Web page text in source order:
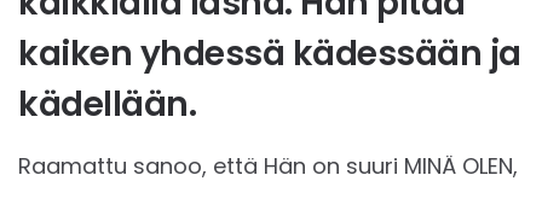
kaiken yhdessä kädessään ja
kädellään.
Raamattu sanoo, että Hän on suuri MINÄ OLEN,